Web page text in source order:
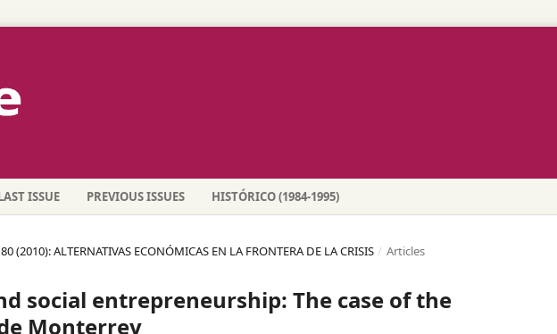
ISSUE PREVIOUS ISSUES HISTÓRICO (1984-1995)
(2010): ALTERNATIVAS ECONÓMICAS EN LA FRONTERA DE LA CRISIS / Articles
social entrepreneurship: The case of the
Monterrey